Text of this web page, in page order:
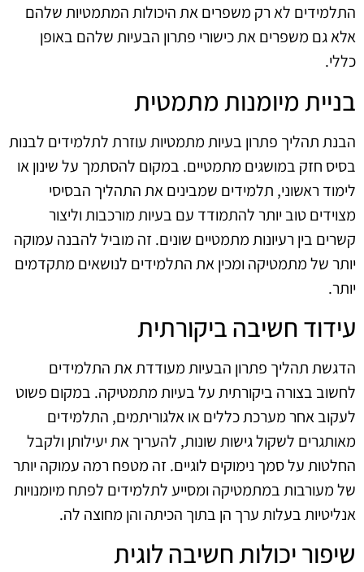
התלמידים לא רק משפרים את היכולות המתמטיות שלהם
אלא גם משפרים את כישורי פתרון הבעיות שלהם באופן
כללי.
בניית מיומנות מתמטית
הבנת תהליך פתרון בעיות מתמטיות עוזרת לתלמידים לבנות
בסיס חזק במושגים מתמטיים. במקום להסתמך על שינון או
לימוד ראשוני, תלמידים שמבינים את התהליך הבסיסי
מצוידים טוב יותר להתמודד עם בעיות מורכבות וליצור
קשרים בין רעיונות מתמטיים שונים. זה מוביל להבנה עמוקה
יותר של מתמטיקה ומכין את התלמידים לנושאים מתקדמים
יותר.
עידוד חשיבה ביקורתית
הדגשת תהליך פתרון הבעיות מעודדת את התלמידים
לחשוב בצורה ביקורתית על בעיות מתמטיקה. במקום פשוט
לעקוב אחר מערכת כללים או אלגוריתמים, התלמידים
מאותגרים לשקול גישות שונות, להעריך את יעילותן ולקבל
החלטות על סמך נימוקים לוגיים. זה מטפח רמה עמוקה יותר
של מעורבות במתמטיקה ומסייע לתלמידים לפתח מיומנויות
אנליטיות בעלות ערך הן בתוך הכיתה והן מחוצה לה.
שיפור יכולות חשיבה לוגית